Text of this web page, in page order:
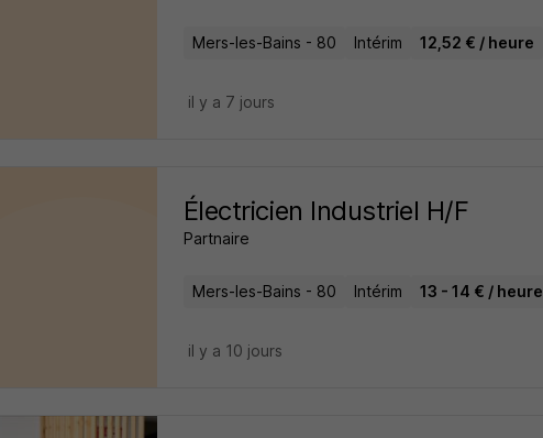
Mers-les-Bains - 80 Intérim 12,52 € / heure
il y a 7 jours
Électricien Industriel H/F
Partnaire
Mers-les-Bains - 80 Intérim 13 - 14 € / heure
il y a 10 jours